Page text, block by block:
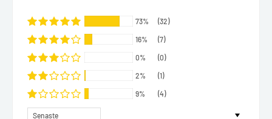
73% (32)
16% (7)
0% (0)
2% (1)
9% (4)
Sort by